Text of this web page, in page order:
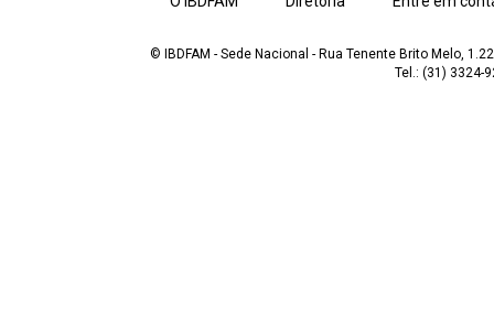
© IBDFAM - Sede Nacional - Rua Tenente Brito Melo,
Tel.: (31) 3324-